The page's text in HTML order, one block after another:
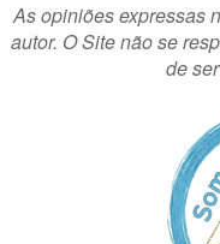
As opiniões expressas
autor. O Site não se
de